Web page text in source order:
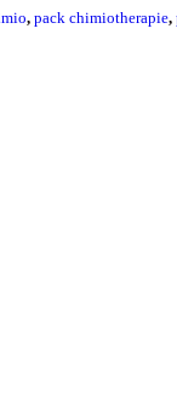
,pack chimiotherapie,